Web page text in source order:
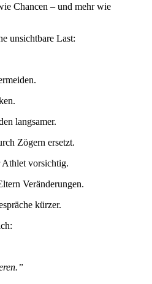
Chancen – und mehr wie
unsichtbare Last:
langsamer.
Zögern ersetzt.
Athlet vorsichtig.
Veränderungen.
kürzer.